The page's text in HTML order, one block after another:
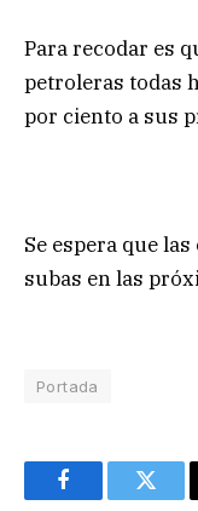
Para recodar es
petroleras todas
por ciento a sus
Se espera que
subas en las
Portada
Facebook